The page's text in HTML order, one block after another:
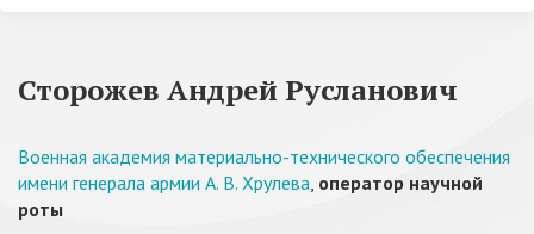
Сторожев Андрей Русланович
Военная академия материально-технического обеспечения
имени генерала армии А. В. Хрулева, оператор научной
роты